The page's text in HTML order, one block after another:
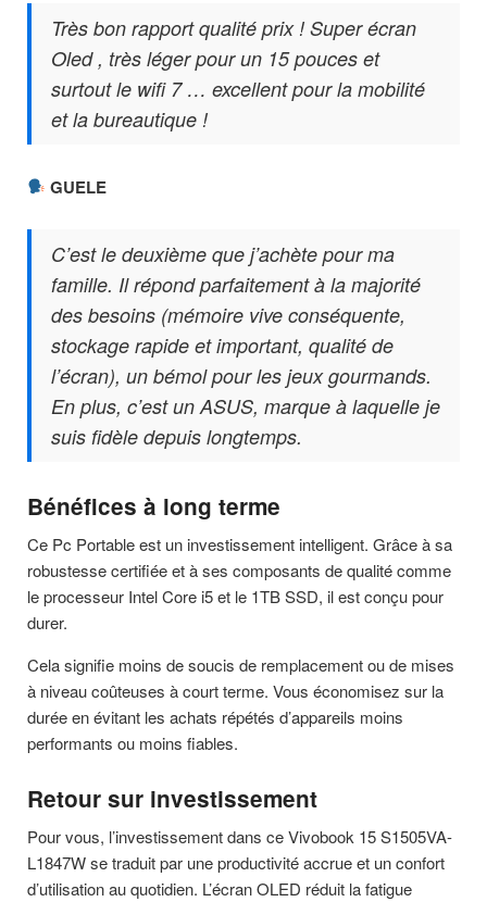
Très bon rapport qualité prix ! Super écran
Oled , très léger pour un 15 pouces et
surtout le wifi 7 … excellent pour la mobilité
et la bureautique !
GUELE
C’est le deuxième que j’achète pour ma
famille. Il répond parfaitement à la majorité
des besoins (mémoire vive conséquente,
stockage rapide et important, qualité de
l’écran), un bémol pour les jeux gourmands.
En plus, c’est un ASUS, marque à laquelle je
suis fidèle depuis longtemps.
Bénéfices à long terme
Ce Pc Portable est un investissement intelligent. Grâce à sa
robustesse certifiée et à ses composants de qualité comme
le processeur Intel Core i5 et le 1TB SSD, il est conçu pour
durer.
Cela signifie moins de soucis de remplacement ou de mises
à niveau coûteuses à court terme. Vous économisez sur la
durée en évitant les achats répétés d’appareils moins
performants ou moins fiables.
Retour sur investissement
Pour vous, l’investissement dans ce Vivobook 15 S1505VA-
L1847W se traduit par une productivité accrue et un confort
d’utilisation au quotidien. L’écran OLED réduit la fatigue